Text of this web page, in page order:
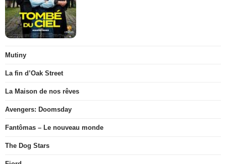
Mutiny
La fin d’Oak Street
La Maison de nos rêves
Avengers: Doomsday
Fantômas – Le nouveau monde
The Dog Stars